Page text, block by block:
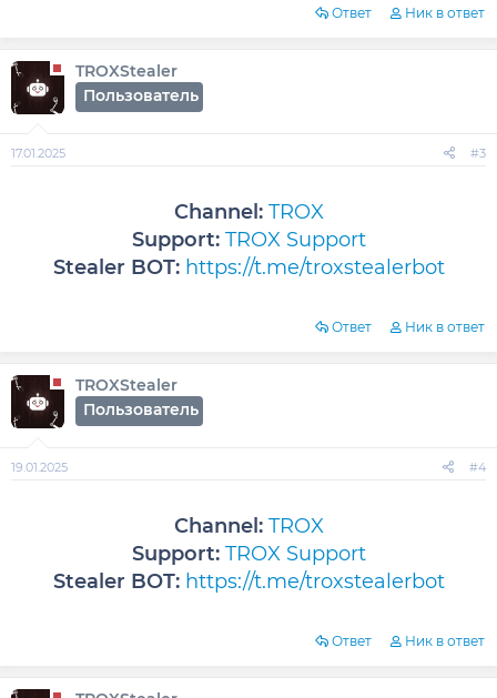
Ответ Ник в ответ
TROXStealer
Пользователь
17.01.2025 #3
Channel: TROX
Support: TROX Support
Stealer BOT: https://t.me/troxstealerbot
Ответ Ник в ответ
TROXStealer
Пользователь
19.01.2025 #4
Channel: TROX
Support: TROX Support
Stealer BOT: https://t.me/troxstealerbot
Ответ Ник в ответ